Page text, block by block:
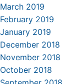
March 2019
February 2019
January 2019
December 2018
November 2018
October 2018